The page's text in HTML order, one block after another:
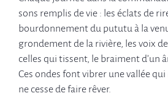
sons remplis de vie : les éclats de
bourdonnement du pututu à la
grondement de la rivière, les voix
celles qui tissent, le braiment d’un
Ces ondes font vibrer une vallée
ne cesse de faire rêver.